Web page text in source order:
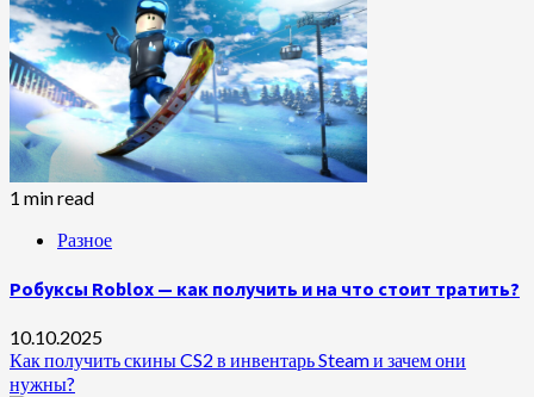
1 min read
Разное
Робуксы Roblox — как получить и на что стоит тратить?
10.10.2025
Как получить скины CS2 в инвентарь Steam и зачем они
нужны?